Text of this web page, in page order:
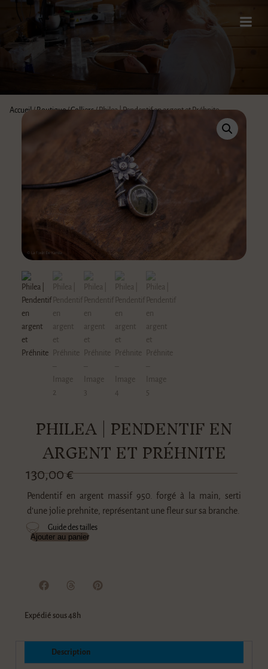
Accueil/Boutique/Colliers/ Philea | Pendentif en argent et Préhnite
PHILEA | PENDENTIF EN
ARGENT ET PRÉHNITE
130,00€
Pendentif en argent massif 950. forgé à la main, serti
d’une jolie prehnite, représentant une fleur sur sa branche.
Guide des tailles
Ajouter au panier
Expédié sous 48h
Description